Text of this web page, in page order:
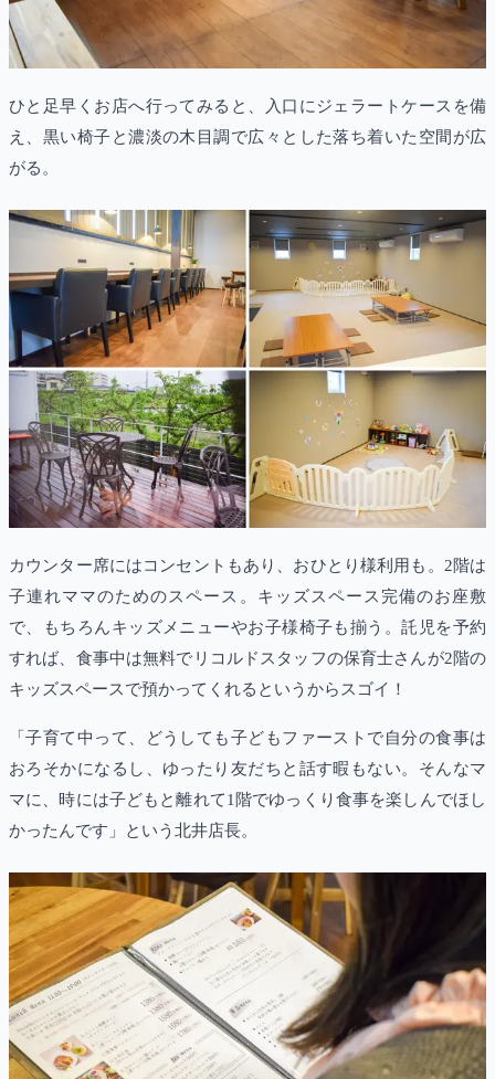
ひと足早くお店へ行ってみると、入口にジェラートケースを備
え、黒い椅子と濃淡の木目調で広々とした落ち着いた空間が広
がる。
カウンター席にはコンセントもあり、おひとり様利用も。2階は
子連れママのためのスペース。キッズスペース完備のお座敷
で、もちろんキッズメニューやお子様椅子も揃う。託児を予約
すれば、食事中は無料でリコルドスタッフの保育士さんが2階の
キッズスペースで預かってくれるというからスゴイ！
「子育て中って、どうしても子どもファーストで自分の食事は
おろそかになるし、ゆったり友だちと話す暇もない。そんなマ
マに、時には子どもと離れて1階でゆっくり食事を楽しんでほし
かったんです」という北井店長。